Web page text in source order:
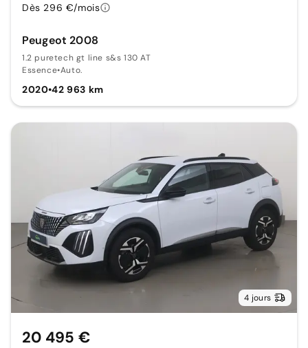
Peugeot 2008
1.2 puretech gt line s&s 130 AT
Essence•Auto.
2020•42 963 km
Dès 296 €/mois
4 jours
20 495 €